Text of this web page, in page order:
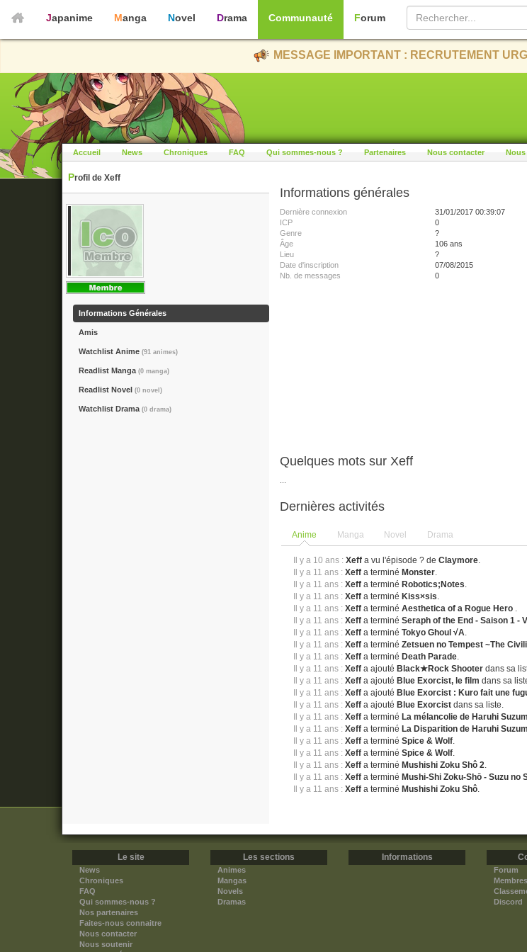
Japanime Manga Novel Drama Communauté Forum
MESSAGE IMPORTANT : RECRUTEMENT
Accueil News Chroniques FAQ Qui sommes-nous ? Partenaires Nous contacter
Profil de Xeff
Informations Générales
Amis
Watchlist Anime (91 animes)
Readlist Manga (0 manga)
Readlist Novel (0 novel)
Watchlist Drama (0 drama)
Informations générales
Dernière connexion
31/01/2017 00:39:07
ICP
0
Genre
?
Âge
106 ans
Lieu
?
Date d'inscription
07/08/2015
Nb. de messages
0
Quelques mots sur Xeff
Dernières activités
Anime Manga Novel Drama
Il y a 10 ans : Xeff a vu l'épisode ? deClaymore.
Il y a 11 ans : Xeff a terminé Monster.
Il y a 11 ans : Xeff a terminé Robotics;Notes.
Il y a 11 ans : Xeff a terminé Kiss×sis.
Il y a 11 ans : Xeff a terminéAesthetica of a Rogue Hero .
Il y a 11 ans : Xeff a terminéSeraph of the End - Saison 1 -
Il y a 11 ans : Xeff a terminéTokyo Ghoul √A.
Il y a 11 ans : Xeff a terminéZetsuen no Tempest ~The
Il y a 11 ans : Xeff a terminé Death Parade.
Il y a 11 ans : Xeff a ajouté Black★Rock Shooter dans sa
Il y a 11 ans : Xeff a ajouté Blue Exorcist, le film dans sa
Il y a 11 ans : Xeff a ajouté Blue Exorcist : Kuro fait une
Il y a 11 ans : Xeff a ajouté Blue Exorcist dans sa liste.
Il y a 11 ans : Xeff a terminé La mélancolie de Haruhi
Il y a 11 ans : Xeff a terminé La Disparition de Haruhi
Il y a 11 ans : Xeff a terminéSpice & Wolf.
Il y a 11 ans : Xeff a terminéSpice & Wolf.
Il y a 11 ans : Xeff a terminé Mushishi Zoku Shô 2.
Il y a 11 ans : Xeff a terminé Mushi-Shi Zoku-Shō - Suzu no
Il y a 11 ans : Xeff a terminé Mushishi Zoku Shô.
Le site
News
Chroniques
FAQ
Qui sommes-nous ?
Nos partenaires
Faites-nous connaitre
Nous contacter
Nous soutenir
Les sections
Animes
Mangas
Novels
Dramas
Informations
Forum
Membres
Discord